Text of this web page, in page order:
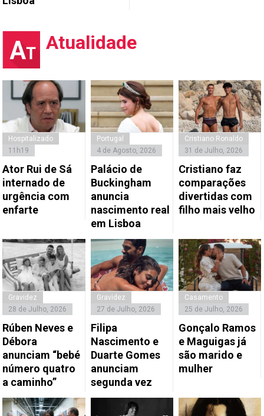
Atualidade
Hospitalizado
11h19
Ator Rui de Sá
internado de
urgência com
enfarte
Portugal
4 de Agosto, 2026
Palácio de
Buckingham
anuncia
nascimento real
em Lisboa
Cristiano Ronaldo
31 de Julho, 2026
Cristiano faz
comparações
divertidas com
filho mais velho
Gravidez
28 de Julho, 2026
Rúben Neves e
Débora
anunciam “bebé
número quatro
a caminho”
Gravidez
27 de Julho, 2026
Filipa
Nascimento e
Duarte Gomes
anunciam
segunda vez
Casamento
25 de Julho, 2026
Gonçalo Ramos
e Maguigas já
são marido e
mulher